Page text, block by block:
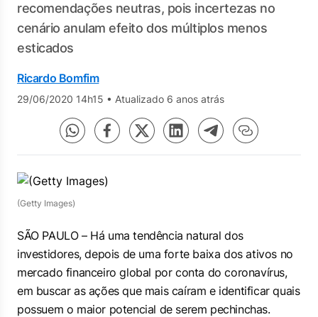
recomendações neutras, pois incertezas no
cenário anulam efeito dos múltiplos menos
esticados
Ricardo Bomfim
29/06/2020 14h15 • Atualizado 6 anos atrás
(Getty Images)
SÃO PAULO – Há uma tendência natural dos
investidores, depois de uma forte baixa dos ativos no
mercado financeiro global por conta do coronavírus,
em buscar as ações que mais caíram e identificar quais
possuem o maior potencial de serem pechinchas.